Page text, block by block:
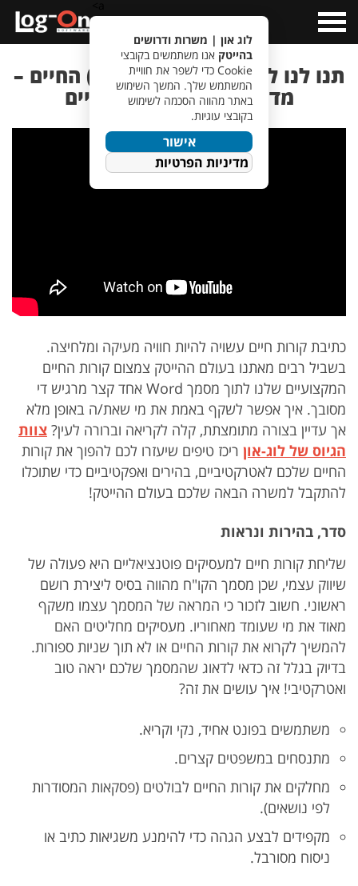
Menu
תנו לנו לסדר לכם את (קורות) החיים –
מדריך לכתיבת קורות חיים
כתיבת קורות חיים עשויה להיות חוויה מעיקה ומלחיצה.
בשביל רבים מאתנו בעולם ההייטק צמצום קורות החיים
המקצועיים שלנו לתוך מסמך Word אחד קצר מרגיש די
מסובך. איך אפשר לשקף באמת את מי שאת/ה באופן מלא
אך עדיין בצורה מתומצתת, קלה לקריאה וברורה לעין? צוות
הגיוס של לוג-און ריכז טיפים שיעזרו לכם להפוך את קורות
החיים שלכם לאטרקטיביים, בהירים ואפקטיביים כדי שתוכלו
להתקבל למשרה הבאה שלכם בעולם ההייטק!
סדר, בהירות ונראות
שליחת קורות חיים למעסיקים פוטנציאליים היא פעולה של
שיווק עצמי, שכן מסמך הקו"ח מהווה בסיס ליצירת רושם
ראשוני. חשוב לזכור כי המראה של המסמך עצמו משקף
מאוד את מי שעומד מאחוריו. מעסיקים מחליטים האם
להמשיך לקרוא את קורות החיים או לא תוך שניות ספורות.
בדיוק בגלל זה כדאי לדאוג שהמסמך שלכם יראה טוב
ואטרקטיבי! איך עושים את זה?
משתמשים בפונט אחיד, נקי וקריא.
מתנסחים במשפטים קצרים.
מחלקים את קורות החיים לבולטים (פסקאות המסודרות
לפי נושאים).
מקפידים לבצע הגהה כדי להימנע משגיאות כתיב או
ניסוח מסורבל.
לוג און | משרות ודרושים
בהייטק אנו משתמשים בקובצי
Cookie כדי לשפר את חוויית
המשתמש שלך. המשך השימוש
באתר מהווה הסכמה לשימוש
בקובצי עוגיות.
אישור
מדיניות הפרטיות